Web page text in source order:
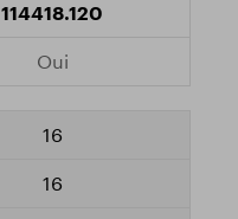
114418.120
Oui
16
16